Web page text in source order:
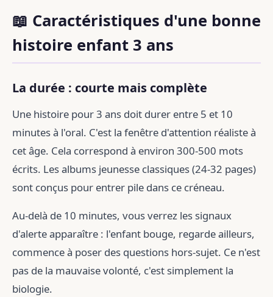
📖 Caractéristiques d'une bonne
histoire enfant 3 ans
La durée : courte mais complète
Une histoire pour 3 ans doit durer entre 5 et 10
minutes à l'oral. C'est la fenêtre d'attention réaliste à
cet âge. Cela correspond à environ 300-500 mots
écrits. Les albums jeunesse classiques (24-32 pages)
sont conçus pour entrer pile dans ce créneau.
Au-delà de 10 minutes, vous verrez les signaux
d'alerte apparaître : l'enfant bouge, regarde ailleurs,
commence à poser des questions hors-sujet. Ce n'est
pas de la mauvaise volonté, c'est simplement la
biologie.